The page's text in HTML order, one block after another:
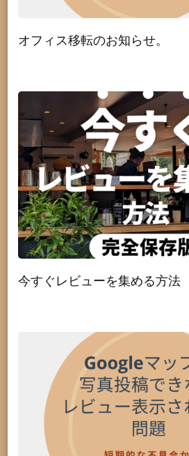
オフィス移転のお知らせ。
今すぐレビューを集める方法